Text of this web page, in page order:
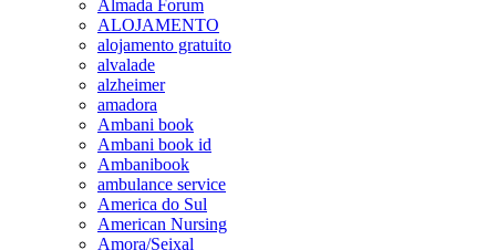
Almada Forum
ALOJAMENTO
alojamento gratuito
alvalade
alzheimer
amadora
Ambani book
Ambani book id
Ambanibook
ambulance service
America do Sul
American Nursing
Amora/Seixal